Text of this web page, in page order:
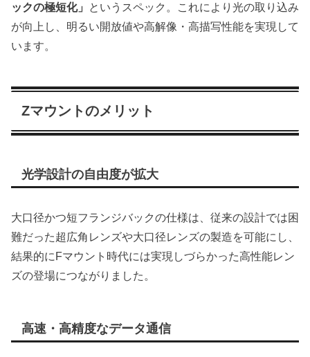
ックの極短化」
というスペック。これにより光の取り込み
が向上し、明るい開放値や高解像・高描写性能を実現して
います。
Zマウントのメリット
光学設計の自由度が拡大
大口径かつ短フランジバックの仕様は、従来の設計では困
難だった超広角レンズや大口径レンズの製造を可能にし、
結果的にFマウント時代には実現しづらかった高性能レン
ズの登場につながりました。
高速・高精度なデータ通信